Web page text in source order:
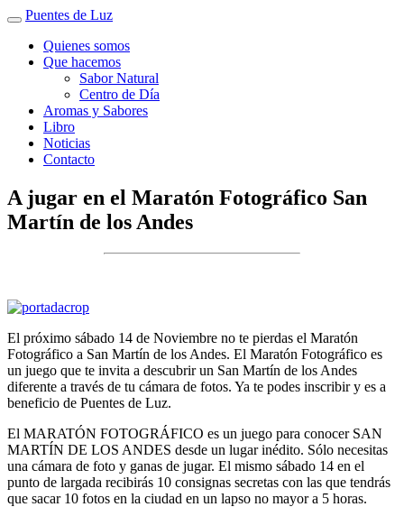
Puentes de Luz
Quienes somos
Que hacemos
Sabor Natural
Centro de Día
Aromas y Sabores
Libro
Noticias
Contacto
A jugar en el Maratón Fotográfico San
Martín de los Andes
El próximo sábado 14 de Noviembre no te pierdas el Maratón
Fotográfico a San Martín de los Andes. El Maratón Fotográfico es
un juego que te invita a descubrir un San Martín de los Andes
diferente a través de tu cámara de fotos. Ya te podes inscribir y es a
beneficio de Puentes de Luz.
El MARATÓN FOTOGRÁFICO es un juego para conocer SAN
MARTÍN DE LOS ANDES desde un lugar inédito. Sólo necesitas
una cámara de foto y ganas de jugar. El mismo sábado 14 en el
punto de largada recibirás 10 consignas secretas con las que tendrás
que sacar 10 fotos en la ciudad en un lapso no mayor a 5 horas.